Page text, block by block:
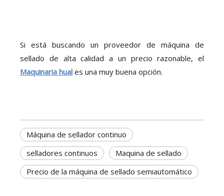
Si está buscando un proveedor de máquina de
sellado de alta calidad a un precio razonable, el
Maquinaria hual es una muy buena opción.
Máquina de sellador continuo
selladores continuos
Maquina de sellado
Precio de la máquina de sellado semiautomático